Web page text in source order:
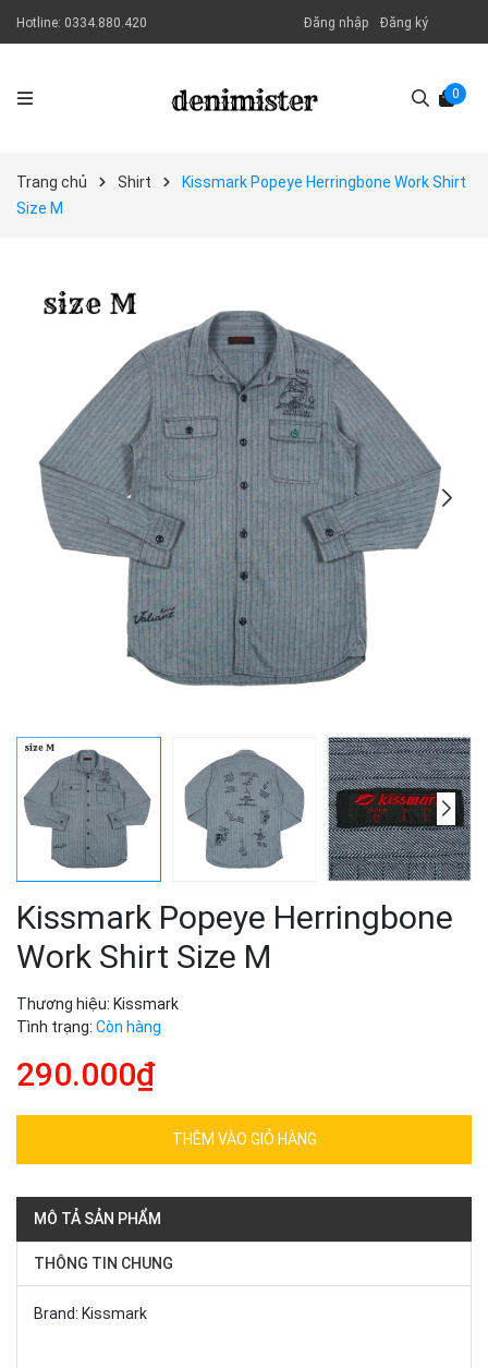
Hotline: 0334.880.420 Đăng nhập Đăng ký
0
Trang chủ Shirt
Kissmark Popeye Herringbone Work Shirt
Size M
Kissmark Popeye Herringbone
Work Shirt Size M
Thương hiệu: Kissmark
Tình trạng: Còn hàng
290.000₫
THÊM VÀO GIỎ HÀNG
MÔ TẢ SẢN PHẨM
THÔNG TIN CHUNG
Brand: Kissmark